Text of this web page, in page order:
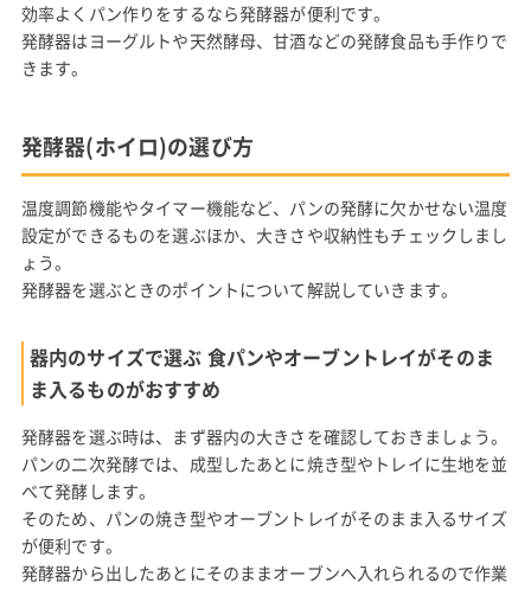
効率よくパン作りをするなら発酵器が便利です。
発酵器はヨーグルトや天然酵母、甘酒などの発酵食品も手作りで
きます。
発酵器(ホイロ)の選び方
温度調節機能やタイマー機能など、パンの発酵に欠かせない温度
設定ができるものを選ぶほか、大きさや収納性もチェックしまし
ょう。
発酵器を選ぶときのポイントについて解説していきます。
器内のサイズで選ぶ 食パンやオーブントレイがそのま
ま入るものがおすすめ
発酵器を選ぶ時は、まず器内の大きさを確認しておきましょう。
パンの二次発酵では、成型したあとに焼き型やトレイに生地を並
べて発酵します。
そのため、パンの焼き型やオーブントレイがそのまま入るサイズ
が便利です。
発酵器から出したあとにそのままオーブンへ入れられるので作業